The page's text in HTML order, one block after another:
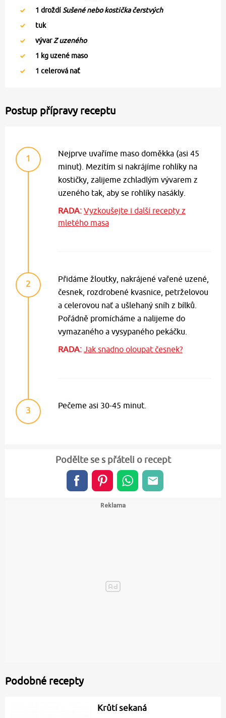
1 droždí Sušené nebo kostička čerstvých
tuk
vývarZ uzeného
1 kg uzené maso
1 celerová nať
Postup přípravy receptu
1
Nejprve uvaříme maso doměkka (asi 45
minut). Mezitím si nakrájíme rohlíky na
kostičky, zalijeme zchladlým vývarem z
uzeného tak, aby se rohlíky nasákly.
RADA: Vyzkoušejte i další recepty z
mletého masa
2
Přidáme žloutky, nakrájené vařené uzené,
česnek, rozdrobené kvasnice, petrželovou
a celerovou nať a ušlehaný sníh z bílků.
Pořádně promícháme a nalijeme do
vymazaného a vysypaného pekáčku.
RADA: Jak snadno oloupat česnek?
3 Pečeme asi 30-45 minut.
Podělte se s přáteli o recept
Podobné recepty
Krůtí sekaná